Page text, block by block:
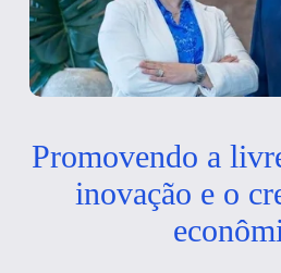
Promovendo a
inovação e o